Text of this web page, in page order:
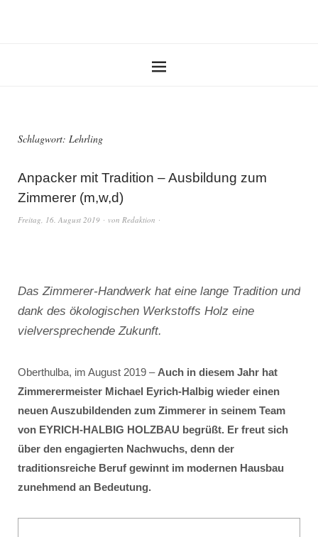
Schlagwort: Lehrling
Anpacker mit Tradition – Ausbildung zum
Zimmerer (m,w,d)
Freitag, 16. August 2019 von Redaktion
Das Zimmerer-Handwerk hat eine lange Tradition und
dank des ökologischen Werkstoffs Holz eine
vielversprechende Zukunft.
Oberthulba, im August 2019 – Auch in diesem Jahr hat
Zimmerermeister Michael Eyrich-Halbig wieder einen
neuen Auszubildenden zum Zimmerer in seinem Team
von EYRICH-HALBIG HOLZBAU begrüßt. Er freut sich
über den engagierten Nachwuchs, denn der
traditionsreiche Beruf gewinnt im modernen Hausbau
zunehmend an Bedeutung.